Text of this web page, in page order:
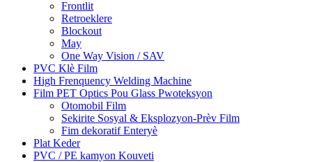
Frontlit
Retroeklere
Blockout
May
One Way Vision / SAV
PVC Klè Film
High Frenquency Welding Machine
Film PET Optics Pou Glass Pwoteksyon
Otomobil Film
Sekirite Sosyal & Eksplozyon-Prèv Film
Fim dekoratif Enteryè
Plat Keder
PVC / PE kamyon Kouveti